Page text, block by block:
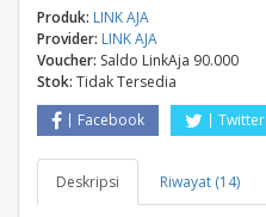
Produk: LINK AJA
Provider: LINK AJA
Voucher: Saldo LinkAja 90.000
Stok: Tidak Tersedia
Facebook
Twitter
Deskripsi Riwayat (14)